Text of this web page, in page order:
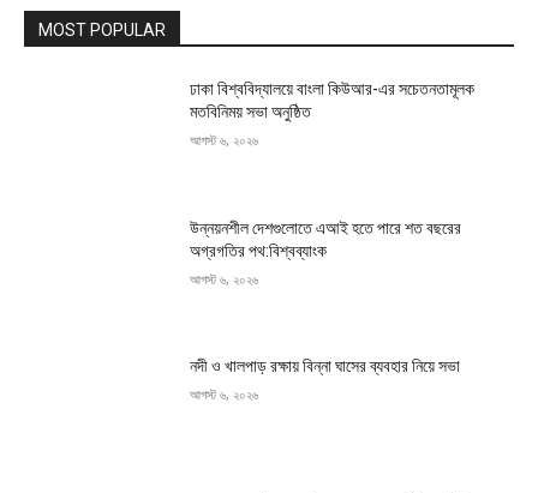
MOST POPULAR
ঢাকা বিশ্ববিদ্যালয়ে বাংলা কিউআর-এর সচেতনতামূলক
মতবিনিময় সভা অনুষ্ঠিত
আগস্ট ৬, ২০২৬
উন্নয়নশীল দেশগুলোতে এআই হতে পারে শত বছরের
অগ্রগতির পথ:বিশ্বব্যাংক
আগস্ট ৬, ২০২৬
নদী ও খালপাড় রক্ষায় বিন্না ঘাসের ব্যবহার নিয়ে সভা
আগস্ট ৬, ২০২৬